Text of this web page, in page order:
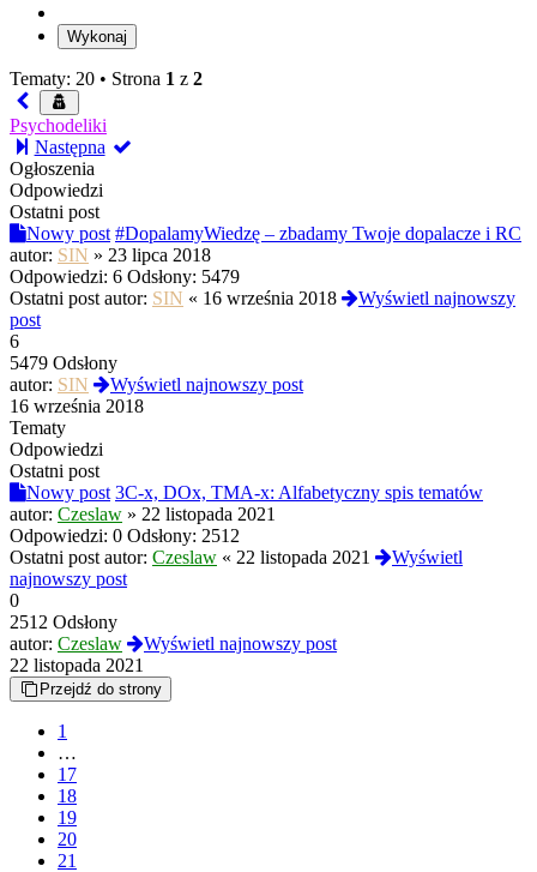
Tematy: 20 • Strona 1 z 2
Psychodeliki
Następna
Ogłoszenia
Odpowiedzi
Ostatni post
Nowy post #DopalamyWiedzę – zbadamy Twoje dopalacze i RC
autor: SIN » 23 lipca 2018
Odpowiedzi: 6 Odsłony: 5479
Ostatni post autor: SIN « 16 września 2018
Wyświetl najnowszy
post
6
5479 Odsłony
autor: SIN
Wyświetl najnowszy post
16 września 2018
Tematy
Odpowiedzi
Ostatni post
Nowy post 3C-x, DOx, TMA-x: Alfabetyczny spis tematów
autor: Czeslaw » 22 listopada 2021
Odpowiedzi: 0 Odsłony: 2512
Ostatni post autor: Czeslaw « 22 listopada 2021
Wyświetl
najnowszy post
0
2512 Odsłony
autor: Czeslaw
Wyświetl najnowszy post
22 listopada 2021
Przejdź do strony
1
…
17
18
19
20
21